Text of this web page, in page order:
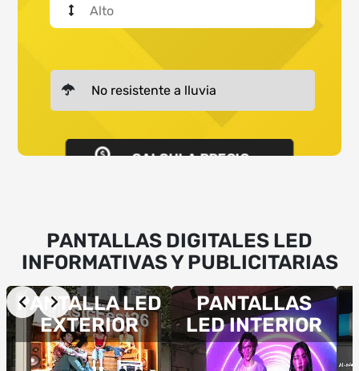
CALCULA PRECIO
PANTALLAS DIGITALES LED
INFORMATIVAS Y PUBLICITARIAS
PANTALLA LED
EXTERIOR
PANTALLAS
LED INTERIOR
Slide 2 of 11